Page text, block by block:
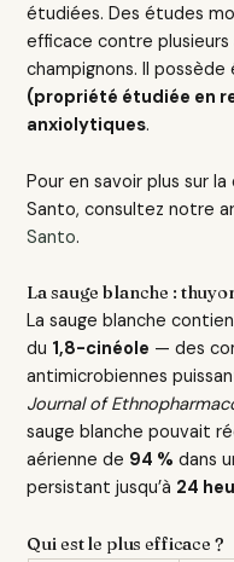
étudiées. Des études
efficace contre
champignons. Il
(propriété étudiée en
anxiolytiques.
Pour en savoir plus sur
Santo, consultez notre
Santo.
La sauge blanche :
La sauge blanche
du 1,8-cinéole — des
antimicrobiennes
Journal of
sauge blanche pouvait
aérienne de 94 % dans
persistant jusqu’à 24
Qui est le plus efficace ?